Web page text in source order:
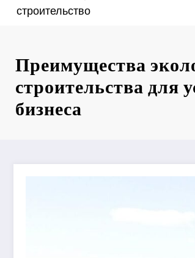
строительство
Преимущества
строительства для
бизнеса